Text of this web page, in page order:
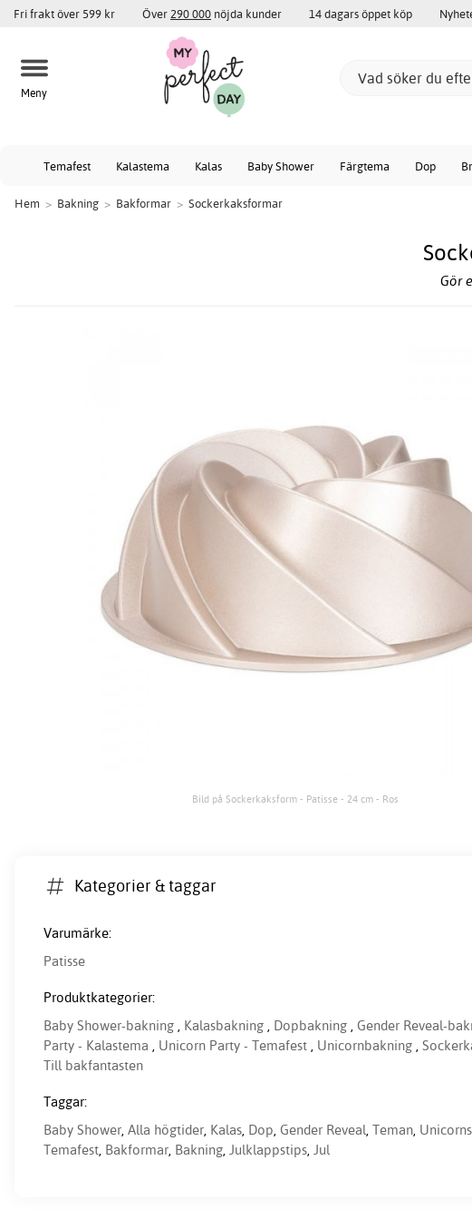
Fri frakt över 599 kr Över 290 000 nöjda kunder 14 dagars öppet köp
Meny
Temafest Kalastema Kalas Baby Shower Färgtema Dop
Hem > Bakning > Bakformar > Sockerkaksformar
Gör
Bild på Sockerkaksform - Patisse - 24 cm - Ros
Kategorier & taggar
Varumärke:
Patisse
Produktkategorier:
Baby Shower-bakning , Kalasbakning , Dopbakning , Gender Reveal-
Party - Kalastema , Unicorn Party - Temafest , Unicornbakning ,
Till bakfantasten
Taggar:
Baby Shower, Alla högtider, Kalas, Dop, Gender Reveal, Teman, Unicorns
Temafest, Bakformar, Bakning, Julklappstips, Jul